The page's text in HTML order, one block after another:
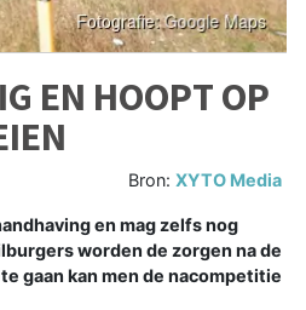
EN HOOPT OP
Bron:XYTO Media
en mag zelfs nog
worden de zorgen na de
gaan kan men de nacompetitie